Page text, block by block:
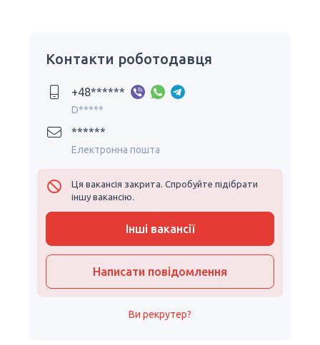
Контакти роботодавця
+48******
D*****
******
Електронна пошта
Ця вакансія закрита. Спробуйте підібрати
іншу вакансію.
Інші вакансії
Написати повідомлення
Ви рекрутер?